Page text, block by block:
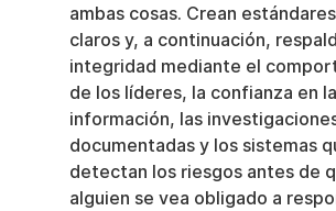
ambas cosas. Crean
claros y, a continuación,
integridad mediante el
de los líderes, la confianza en la
información, las
documentadas y los sistemas
detectan los riesgos antes de
alguien se vea obligado a